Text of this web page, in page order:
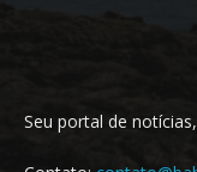
Seu portal de